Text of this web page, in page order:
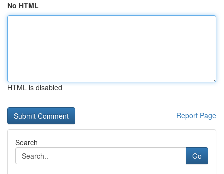
No HTML
HTML is disabled
Report Page
Search
Go